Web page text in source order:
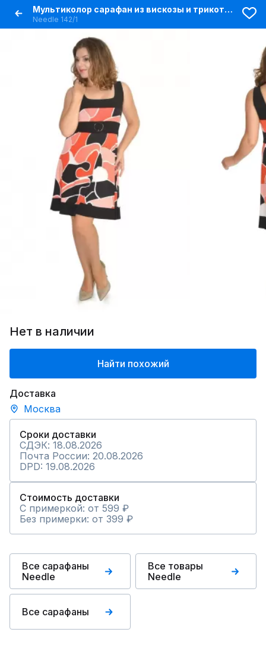
Мультиколор сарафан из вискозы и трикотажа
Needle 142/1
Нет в наличии
Найти похожий
Доставка
Москва
Сроки доставки
СДЭК: 18.08.2026
Почта России: 20.08.2026
DPD: 19.08.2026
Стоимость доставки
С примеркой: от 599 ₽
Без примерки: от 399 ₽
Все сарафаны
Needle
Все товары
Needle
Все сарафаны